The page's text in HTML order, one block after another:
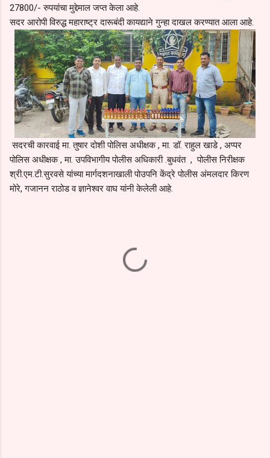
27800/- रुपयांचा मुद्देमाल जप्त केला आहे.
सदर आरोपी विरुद्ध महाराष्ट्र दारूबंदी कायद्याने गुन्हा दाखल करण्यात आला आहे.
सदरची कारवाई मा. तुषार दोशी पोलिस अधीक्षक , मा. डॉ. राहुल खाडे , अप्पर
पोलिस अधीक्षक , मा. उपविभागीय पोलीस अधिकारी .बुधवंत , पोलीस निरीक्षक
श्री.एम.टी.सुरवसे यांच्या मार्गदशनाखाली पोउपनि केंद्रे पोलीस अंमलदार किरण
मोरे, गजानन राठोड व ज्ञानेश्वर वाघ यांनी केलेली आहे.